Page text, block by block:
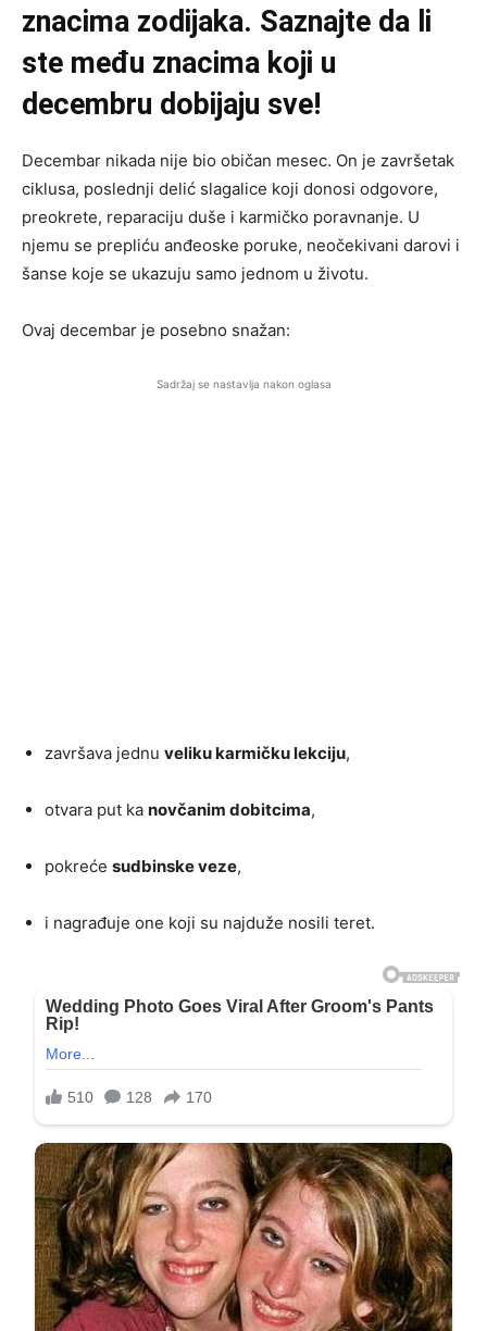
znacima zodijaka. Saznajte da li
ste među znacima koji u
decembru dobijaju sve!
Decembar nikada nije bio običan mesec. On je završetak
ciklusa, poslednji delić slagalice koji donosi odgovore,
preokrete, reparaciju duše i karmičko poravnanje. U
njemu se prepliću anđeoske poruke, neočekivani darovi i
šanse koje se ukazuju samo jednom u životu.
Ovaj decembar je posebno snažan:
Sadržaj se nastavlja nakon oglasa
završava jednu veliku karmičku lekciju,
otvara put ka novčanim dobitcima,
pokreće sudbinske veze,
i nagrađuje one koji su najduže nosili teret.